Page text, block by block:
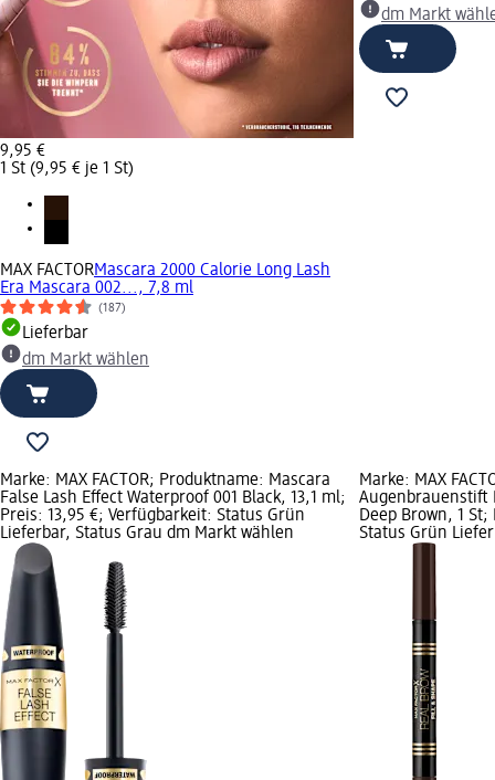
9,95 €
1 St (9,95 € je 1 St)
MAX FACTORMascara 2000 Calorie Long Lash
Era Mascara 002..., 7,8 ml
(187)
Lieferbar
dm Markt wählen
dm Markt
Marke: MAX FACTOR; Produktname: Mascara
False Lash Effect Waterproof 001 Black, 13,1 ml;
Preis: 13,95 €; Verfügbarkeit: Status Grün
Lieferbar, Status Grau dm Markt wählen
Marke: MAX
Augenbrauenstift
Deep Brown, 1
Status Grün